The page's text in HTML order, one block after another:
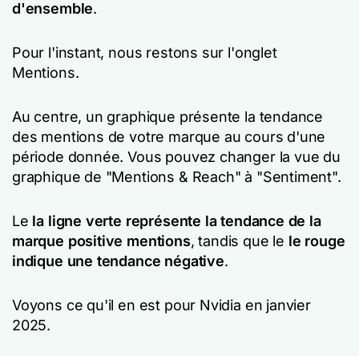
d'ensemble.
Pour l'instant, nous restons sur l'onglet
Mentions.
Au centre, un graphique présente la tendance
des mentions de votre marque au cours d'une
période donnée. Vous pouvez changer la vue du
graphique de "Mentions & Reach" à "Sentiment".
Le la ligne verte représente la tendance de la
marque positive mentions, tandis que le le rouge
indique une tendance négative.
Voyons ce qu'il en est pour Nvidia en janvier
2025.